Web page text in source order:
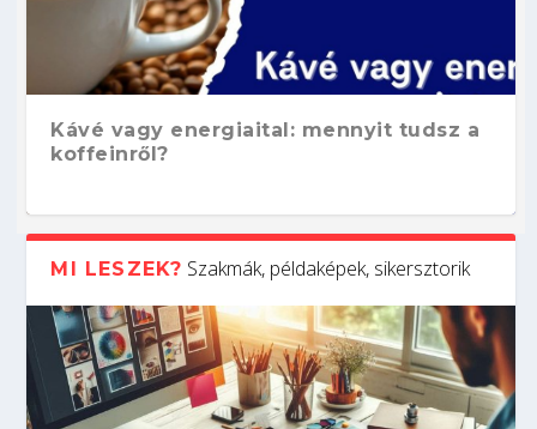
Kávé vagy energiaital: mennyit tudsz a
koffeinről?
MI LESZEK? Szakmák, példaképek, sikersztorik